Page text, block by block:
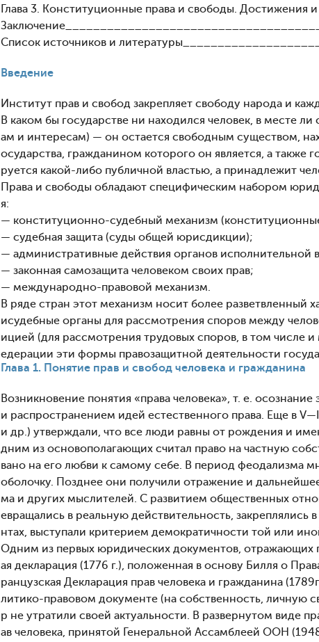
Глава 3. Конституционные права и свободы. Достижения
Список источников и
Введение
Институт прав и свобод закрепляет свободу народа и
В каком бы государстве ни находился человек, в месте
ам и интересам) — он остается свободным существом,
осударства, гражданином которого он является, а также
руется какой-либо публичной властью, а принадлежит
Права и свободы обладают специфическим набором
я:
— конституционно-судебный механизм
— судебная защита (суды общей юрисдикции);
— административные действия органов исполнительной
— законная самозащита человеком своих прав;
— международно-правовой механизм.
В ряде стран этот механизм носит более
исудебные органы для рассмотрения споров между
ицией (для рассмотрения трудовых споров, в том числе
едерации эти формы правозащитной деятельности
Глава 1. Понятие прав и свобод человека и гражданина
Возникновение понятия «права человека», т. е.
и распространением идей естественного права. Еще в
и др.) утверждали, что все люди равны от рождения и
дним из основополагающих считал право на частную
вано на его любви к самому себе. В период феодализма
оболочку. Позднее они получили отражение и
ма и других мыслителей. С развитием общественных
евращались в реальную действительность,
нтах, выступали критерием демократичности той или
Одним из первых юридических документов, отражающих
ая декларация (1776 г.), положенная в основу Билля о
ранцузская Декларация прав человека и гражданина
литико-правовом документе (на собственность, личную
р не утратили своей актуальности. В развернутом виде
ав человека, принятой Генеральной Ассамблеей ООН